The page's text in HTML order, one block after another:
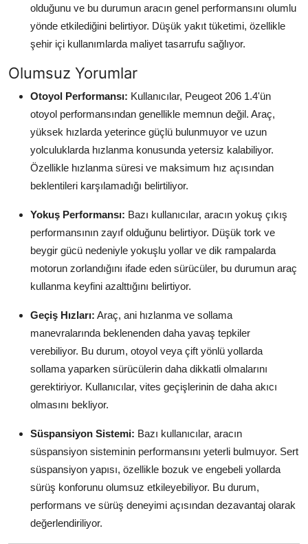
olduğunu ve bu durumun aracın genel performansını olumlu
yönde etkilediğini belirtiyor. Düşük yakıt tüketimi, özellikle
şehir içi kullanımlarda maliyet tasarrufu sağlıyor.
Olumsuz Yorumlar
Otoyol Performansı: Kullanıcılar, Peugeot 206 1.4'ün
otoyol performansından genellikle memnun değil. Araç,
yüksek hızlarda yeterince güçlü bulunmuyor ve uzun
yolculuklarda hızlanma konusunda yetersiz kalabiliyor.
Özellikle hızlanma süresi ve maksimum hız açısından
beklentileri karşılamadığı belirtiliyor.
Yokuş Performansı: Bazı kullanıcılar, aracın yokuş çıkış
performansının zayıf olduğunu belirtiyor. Düşük tork ve
beygir gücü nedeniyle yokuşlu yollar ve dik rampalarda
motorun zorlandığını ifade eden sürücüler, bu durumun araç
kullanma keyfini azalttığını belirtiyor.
Geçiş Hızları: Araç, ani hızlanma ve sollama
manevralarında beklenenden daha yavaş tepkiler
verebiliyor. Bu durum, otoyol veya çift yönlü yollarda
sollama yaparken sürücülerin daha dikkatli olmalarını
gerektiriyor. Kullanıcılar, vites geçişlerinin de daha akıcı
olmasını bekliyor.
Süspansiyon Sistemi: Bazı kullanıcılar, aracın
süspansiyon sisteminin performansını yeterli bulmuyor. Sert
süspansiyon yapısı, özellikle bozuk ve engebeli yollarda
sürüş konforunu olumsuz etkileyebiliyor. Bu durum,
performans ve sürüş deneyimi açısından dezavantaj olarak
değerlendiriliyor.